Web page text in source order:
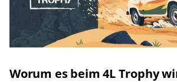
Worum es beim 4L Trophy